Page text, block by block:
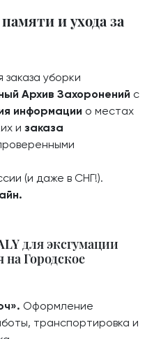
и ухода за
уборки
Архив Захоронений с
информации о местах
и заказа
(и даже в СНГ!).
для эксгумации
на Городское
Оформление
транспортировка и